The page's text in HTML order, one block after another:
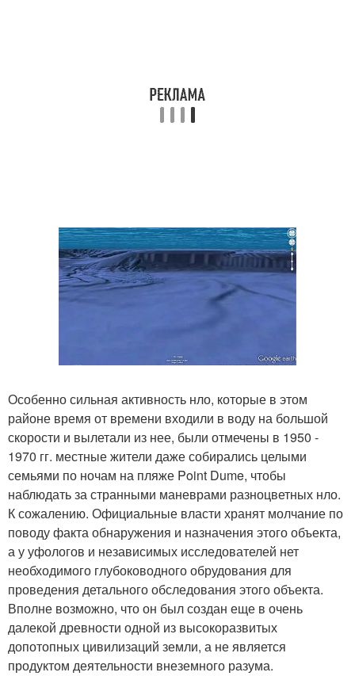
Особенно сильная активность нло, которые в этом
районе время от времени входили в воду на большой
скорости и вылетали из нее, были отмечены в 1950 -
1970 гг. местные жители даже собирались целыми
семьями по ночам на пляже Point Dume, чтобы
наблюдать за странными маневрами разноцветных нло.
К сожалению. Официальные власти хранят молчание по
поводу факта обнаружения и назначения этого объекта,
а у уфологов и независимых исследователей нет
необходимого глубоководного обрудования для
проведения детального обследования этого объекта.
Вполне возможно, что он был создан еще в очень
далекой древности одной из высокоразвитых
допотопных цивилизаций земли, а не является
продуктом деятельности внеземного разума.